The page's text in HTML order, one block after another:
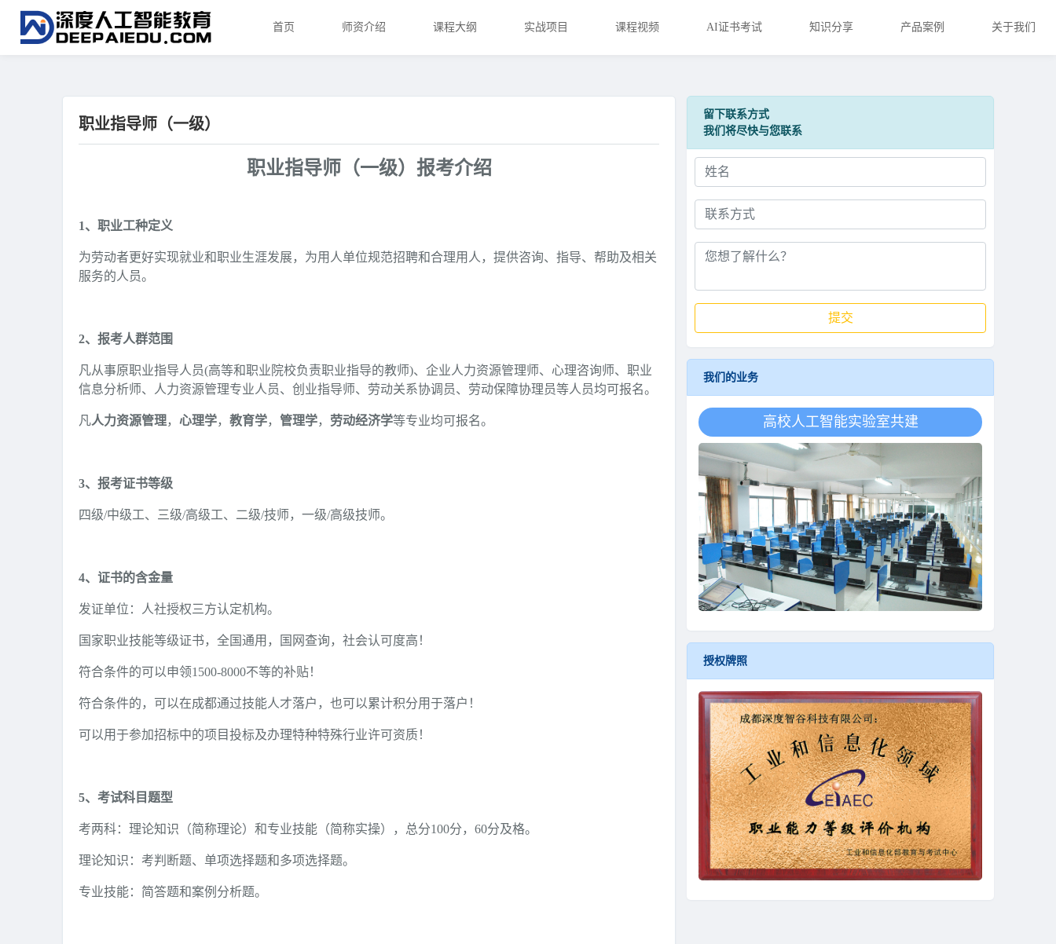
职业指导师（一级）
职业指导师（一级）报考介绍
1、职业工种定义
为劳动者更好实现就业和职业生涯发展，为用人单位规范招聘和合理用人，提供咨询、指导、帮助及相关
服务的人员。
2、报考人群范围
凡从事原职业指导人员(高等和职业院校负责职业指导的教师)、企业人力资源管理师、心理咨询师、职业
信息分析师、人力资源管理专业人员、创业指导师、劳动关系协调员、劳动保障协理员等人员均可报名。
凡人力资源管理， 心理学， 教育学， 管理学， 劳动经济学等专业均可报名。
3、报考证书等级
四级/中级工、三级/高级工、二级/技师，一级/高级技师。
4、证书的含金量
发证单位：人社授权三方认定机构。
国家职业技能等级证书，全国通用，国网查询，社会认可度高！
符合条件的可以申领1500-8000不等的补贴！
符合条件的，可以在成都通过技能人才落户，也可以累计积分用于落户！
可以用于参加招标中的项目投标及办理特种特殊行业许可资质！
5、考试科目题型
考两科：理论知识（简称理论）和专业技能（简称实操），总分100分，60分及格。
理论知识：考判断题、单项选择题和多项选择题。
专业技能：简答题和案例分析题。
留下联系方式
我们将尽快与您联系
提交
我们的业务
高校人工智能学科共建
授权牌照
首页 师资介绍 课程大纲 实战项目 课程视频 AI证书考试 知识分享 产品案例 关于我们